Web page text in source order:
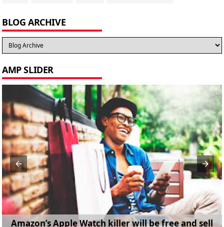
BLOG ARCHIVE
AMP SLIDER
Amazon’s Apple Watch killer will be free and sell